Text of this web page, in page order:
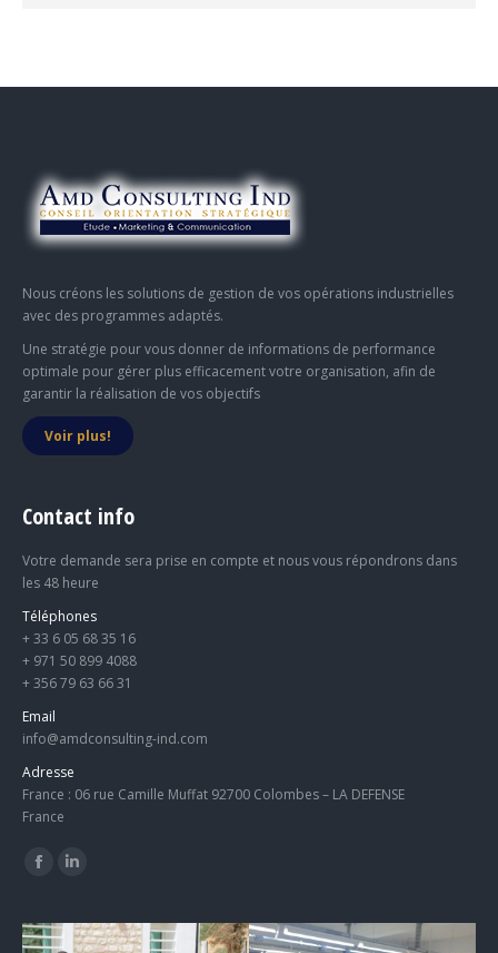
Nous créons les solutions de gestion de vos opérations industrielles
avec des programmes adaptés.
Une stratégie pour vous donner de informations de performance
optimale pour gérer plus efficacement votre organisation, afin de
garantir la réalisation de vos objectifs
Voir plus!
Contact info
Votre demande sera prise en compte et nous vous répondrons dans
les 48 heure
Téléphones
+ 33 6 05 68 35 16
+ 971 50 899 4088
+ 356 79 63 66 31
Email
info@amdconsulting-ind.com
Adresse
France : 06 rue Camille Muffat 92700 Colombes – LA DEFENSE
France
Trouvez nous sur :
Facebook
opens
LinkedIn
opens